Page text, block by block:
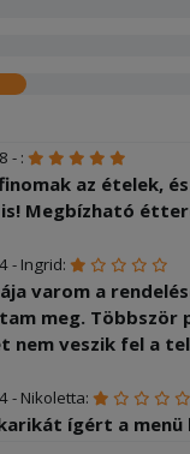
- :
az ételek,
Megbízható
- Ingrid:
varom a
meg. Többször
nem veszik fel a
- Nikoletta:
ígért a menü